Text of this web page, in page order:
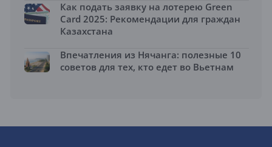
Как подать заявку на лотерею Green
Card 2025: Рекомендации для граждан
Казахстана
Впечатления из Нячанга: полезные 10
советов для тех, кто едет во Вьетнам